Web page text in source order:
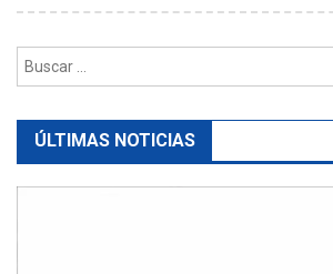
ÚLTIMAS NOTICIAS